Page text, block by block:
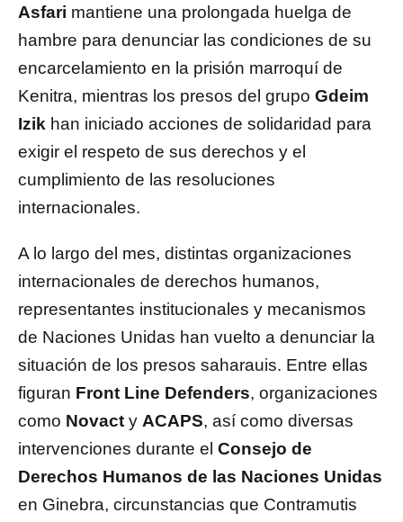
Asfari mantiene una prolongada huelga de
hambre para denunciar las condiciones de su
encarcelamiento en la prisión marroquí de
Kenitra, mientras los presos del grupo Gdeim
Izik han iniciado acciones de solidaridad para
exigir el respeto de sus derechos y el
cumplimiento de las resoluciones
internacionales.
A lo largo del mes, distintas organizaciones
internacionales de derechos humanos,
representantes institucionales y mecanismos
de Naciones Unidas han vuelto a denunciar la
situación de los presos saharauis. Entre ellas
figuran Front Line Defenders, organizaciones
como Novact y ACAPS, así como diversas
intervenciones durante el Consejo de
Derechos Humanos de las Naciones Unidas
en Ginebra, circunstancias que Contramutis